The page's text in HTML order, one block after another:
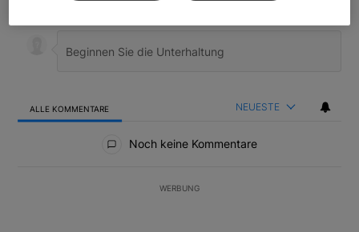
ALLE KOMMENTARE NEUESTE
Noch keine Kommentare
WERBUNG